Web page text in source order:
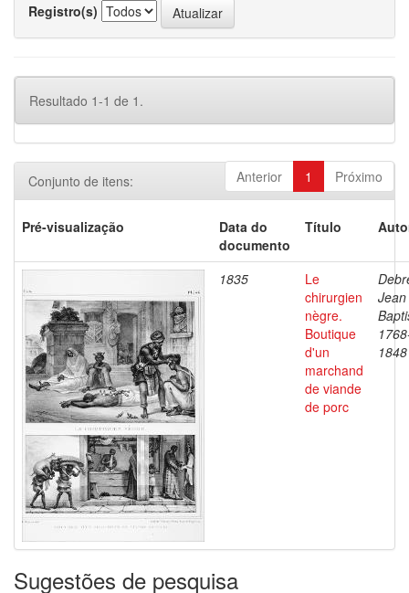
Registro(s)
Resultado 1-1 de 1.
Anterior 1 Próximo
Conjunto de itens:
Pré-visualização
Data do
documento
Título
1835
Le
chirurgien
nègre.
Boutique
d'un
marchand
de viande
de porc
Jean
1848
Sugestões de pesquisa